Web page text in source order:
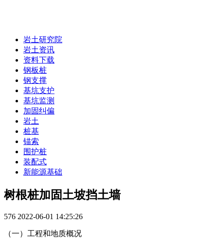
岩土研究院
岩土资讯
资料下载
钢板桩
钢支撑
基坑支护
基坑监测
加固纠偏
岩土
桩基
锚索
围护桩
装配式
新能源基础
树根桩加固土坡挡土墙
576 2022-06-01 14:25:26
（一）工程和地质概况